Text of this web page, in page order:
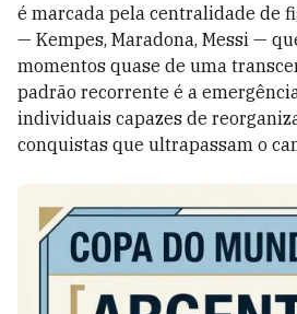
é marcada pela centralidade de
— Kempes, Maradona, Messi —
momentos quase de uma
padrão recorrente é a
individuais capazes de
conquistas que ultrapassam o